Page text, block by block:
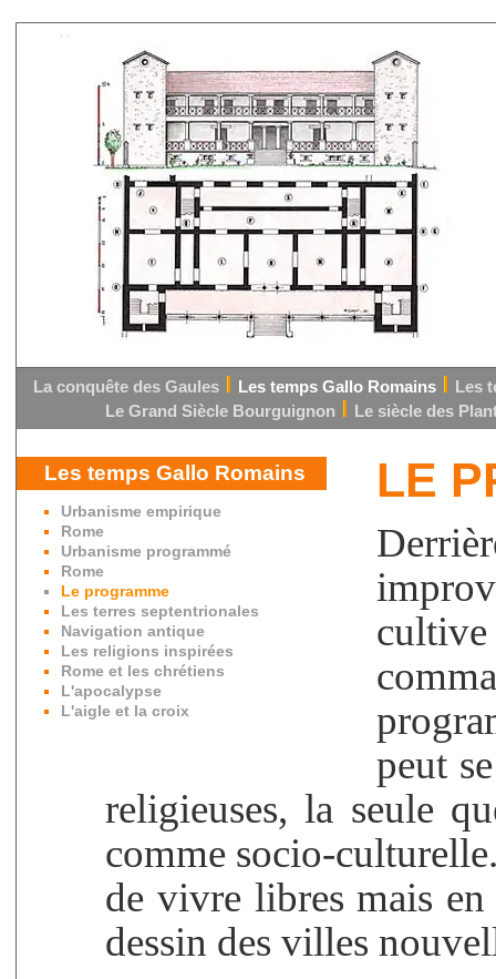
La conquête des Gaules Les temps Gallo Romains
Les
Le Grand Siècle Bourguignon
Le siècle des
Les temps Gallo Romains
Urbanisme empirique
Rome
Urbanisme programmé
Rome
Le programme
Les terres septentrionales
Navigation antique
Les religions inspirées
Rome et les chrétiens
L'apocalypse
L'aigle et la croix
LE
peut
religieuses, la seule
comme socio-
de vivre libres mais
dessin des villes